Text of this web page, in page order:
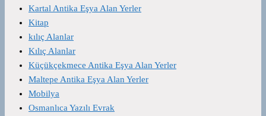
Kartal Antika Eşya Alan Yerler
Kitap
kılıç Alanlar
Kılıç Alanlar
Küçükçekmece Antika Eşya Alan Yerler
Maltepe Antika Eşya Alan Yerler
Mobilya
Osmanlıca Yazılı Evrak